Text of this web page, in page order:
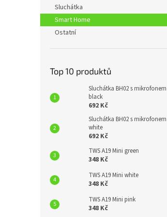
l
Sluchátka
Smart Home
Ostatní
Top 10 produktů
Sluchátka BH02 s mikrofonem
black
692 Kč
Sluchátka BH02 s mikrofonem
white
692 Kč
TWS A19 Mini green
348 Kč
TWS A19 Mini white
348 Kč
TWS A19 Mini pink
348 Kč